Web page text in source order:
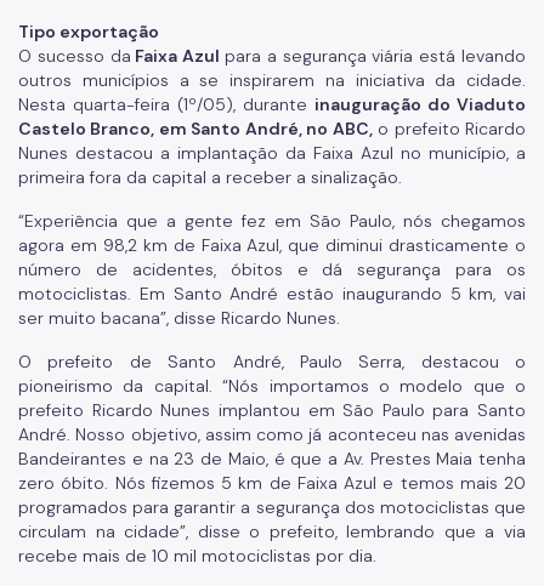
Tipo exportação
O sucesso da Faixa Azul para a segurança viária está levando
outros municípios a se inspirarem na iniciativa da cidade.
Nesta quarta-feira (1º/05), durante inauguração do Viaduto
Castelo Branco, em Santo André, no ABC,o prefeito Ricardo
Nunes destacou a implantação da Faixa Azul no município, a
primeira fora da capital a receber a sinalização.
“Experiência que a gente fez em São Paulo, nós chegamos
agora em 98,2 km de Faixa Azul, que diminui drasticamente o
número de acidentes, óbitos e dá segurança para os
motociclistas. Em Santo André estão inaugurando 5 km, vai
ser muito bacana”, disse Ricardo Nunes.
O prefeito de Santo André, Paulo Serra, destacou o
pioneirismo da capital. “Nós importamos o modelo que o
prefeito Ricardo Nunes implantou em São Paulo para Santo
André. Nosso objetivo, assim como já aconteceu nas avenidas
Bandeirantes e na 23 de Maio, é que a Av. Prestes Maia tenha
zero óbito. Nós fizemos 5 km de Faixa Azul e temos mais 20
programados para garantir a segurança dos motociclistas que
circulam na cidade”, disse o prefeito, lembrando que a via
recebe mais de 10 mil motociclistas por dia.